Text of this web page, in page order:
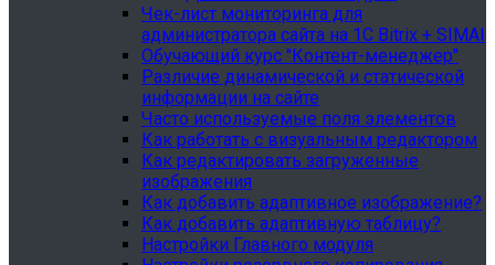
Чек-лист мониторинга для
администратора сайта на 1С Bitrix + SIMAI
Обучающий курс "Контент-менеджер"
Различие динамической и статической
информации на сайте
Часто используемые поля элементов
Как работать с визуальным редактором
Как редактировать загруженные
изображения
Как добавить адаптивное изображение?
Как добавить адаптивную таблицу?
Настройки Главного модуля